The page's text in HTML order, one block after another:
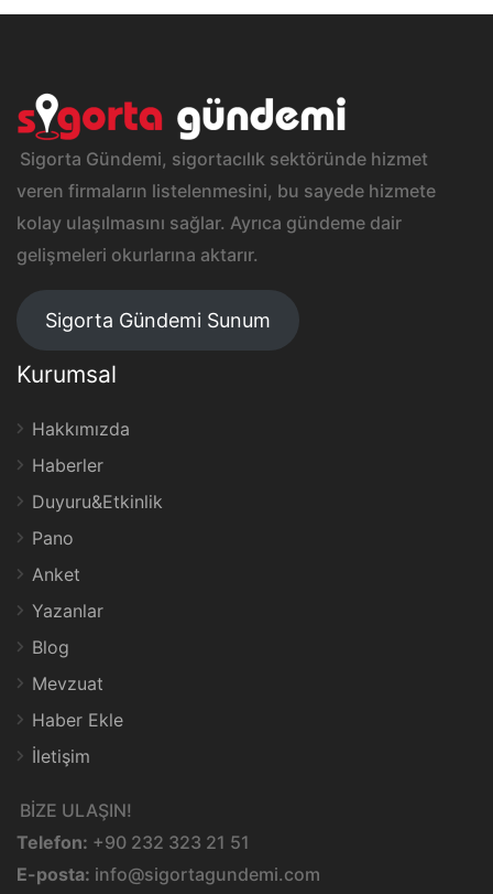
Sigorta Gündemi, sigortacılık sektöründe hizmet
veren firmaların listelenmesini, bu sayede hizmete
kolay ulaşılmasını sağlar. Ayrıca gündeme dair
gelişmeleri okurlarına aktarır.
Sigorta Gündemi Sunum
Kurumsal
Hakkımızda
Haberler
Duyuru&Etkinlik
Pano
Anket
Yazanlar
Blog
Mevzuat
Haber Ekle
İletişim
BİZE ULAŞIN!
Telefon: +90 232 323 21 51
E-posta: info@sigortagundemi.com